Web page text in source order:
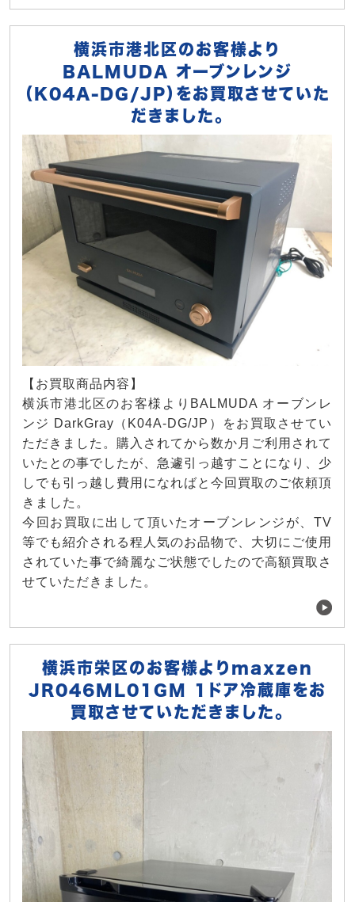
横浜市港北区のお客様より
BALMUDA オーブンレンジ
（K04A-DG/JP）をお買取させていた
だきました。
【お買取商品内容】
横浜市港北区のお客様よりBALMUDA オーブンレ
ンジ DarkGray（K04A-DG/JP）をお買取させてい
ただきました。購入されてから数か月ご利用されて
いたとの事でしたが、急遽引っ越すことになり、少
しでも引っ越し費用になればと今回買取のご依頼頂
きました。
今回お買取に出して頂いたオーブンレンジが、TV
等でも紹介される程人気のお品物で、大切にご使用
されていた事で綺麗なご状態でしたので高額買取さ
せていただきました。
横浜市栄区のお客様よりmaxzen
JR046ML01GM 1ドア冷蔵庫をお
買取させていただきました。